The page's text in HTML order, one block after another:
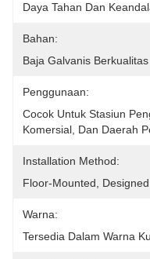
Daya Tahan Dan
Bahan:
Baja Galvanis
Penggunaan:
Cocok Untuk Stasiun
Komersial, Dan Daerah
Installation Method:
Floor-Mounted,
Warna:
Tersedia Dalam Warna